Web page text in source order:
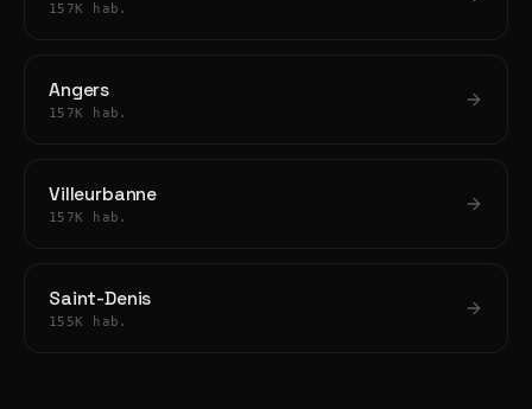
157K hab.
Angers
157K hab.
Villeurbanne
157K hab.
Saint-Denis
155K hab.